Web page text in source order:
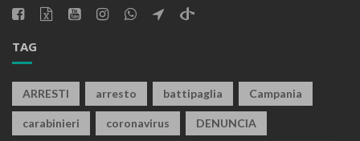
TAG
ARRESTI arresto battipaglia Campania
carabinieri coronavirus DENUNCIA